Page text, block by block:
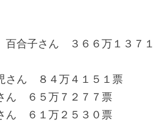
百合子さん ３６６万１３７１
ん ８４万４１５１票
６５万７２７７票
６１万２５３０票